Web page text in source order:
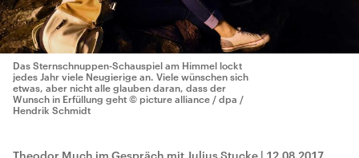
Das Sternschnuppen-Schauspiel am Himmel lockt
jedes Jahr viele Neugierige an. Viele wünschen sich
etwas, aber nicht alle glauben daran, dass der
Wunsch in Erfüllung geht © picture alliance / dpa /
Hendrik Schmidt
Theodor Much im Gespräch mit Julius Stucke | 12.08.2017